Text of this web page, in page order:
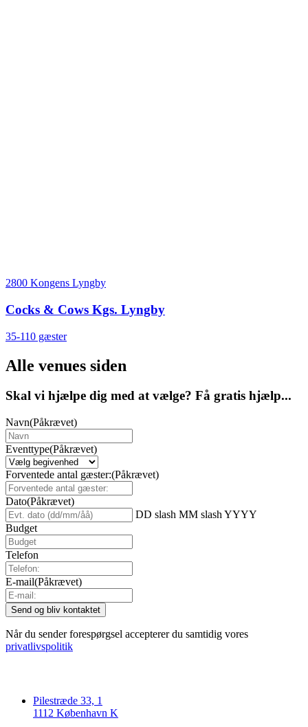
2800 Kongens Lyngby
Cocks & Cows Kgs. Lyngby
35-110 gæster
Alle venues siden
Skal vi hjælpe dig med at vælge? Få gratis hjælp...
Navn(Påkrævet)
Eventtype(Påkrævet)
Forventede antal gæster:(Påkrævet)
Dato(Påkrævet)
DD slash MM slash YYYY
Budget
Telefon
E-mail(Påkrævet)
Når du sender forespørgsel accepterer du samtidig vores
privatlivspolitik
Pilestræde 33, 1
1112 København K